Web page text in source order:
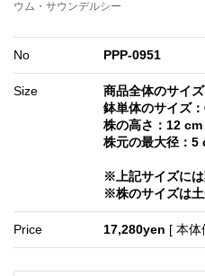
ウム・サウンデルシー
No PPP-0951
Size
商品全体のサイ
鉢単体のサイズ
株の高さ：12 cm
株元の最大径：5
※上記サイズに
※株のサイズは
Price 17,280yen [ 本体